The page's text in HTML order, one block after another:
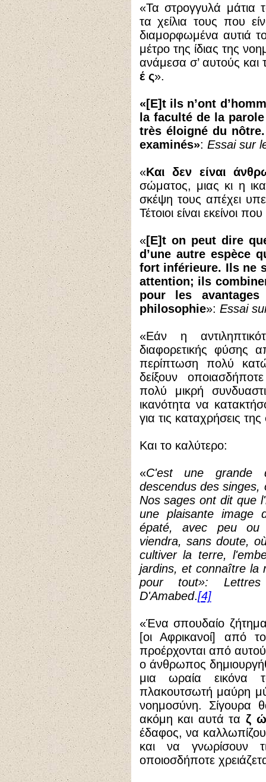
«Τα στρογγυλά μάτια
τα χείλια τους που
διαμορφωμένα αυτιά
μέτρο της ίδιας της
ανάμεσα σ’ αυτούς και
έ ς».
«[Ε]t ils n’ont
la faculté de la
très éloigné du
examinés»: Essai sur
«Και δεν είναι
σώματος, μιας κι η
σκέψη τους απέχει
Τέτοιοι είναι εκείνοι
«[Ε]t on peut dire
d’une autre espèce
fort inférieure. Ils ne
attention; ils
pour les
philosophie»: Essai
«Εάν η
διαφορετικής φύσης
περίπτωση πολύ
δείξουν
πολύ μικρή
ικανότητα να
για τις καταχρήσεις
Και το καλύτερο:
«C'est une grande
descendus des
Nos sages ont dit que
une plaisante image
épaté, avec peu ou
viendra, sans doute,
cultiver la terre,
jardins, et connaître la
pour tout»: Lettres
D'Amabed.[4]
«Ένα σπουδαίο
[οι Αφρικανοί] από
προέρχονται από
ο άνθρωπος
μια ωραία εικόνα
πλακουτσωτή μαύρη
νοημοσύνη. Σίγουρα
ακόμη και αυτά ταζ
έδαφος, να
και να γνωρίσουν
οποιοσδήποτε